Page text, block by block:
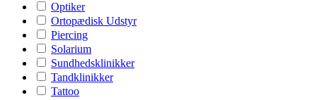
Optiker
Ortopædisk Udstyr
Piercing
Solarium
Sundhedsklinikker
Tandklinikker
Tattoo